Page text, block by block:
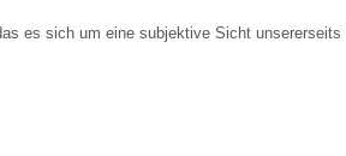
es sich um eine subjektive Sicht unsererseits